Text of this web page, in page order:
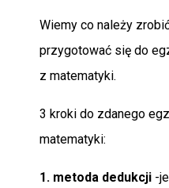
Wiemy co należy
przygotować się do
z matematyki.
3 kroki do zdanego
matematyki:
1. metoda dedukcji -